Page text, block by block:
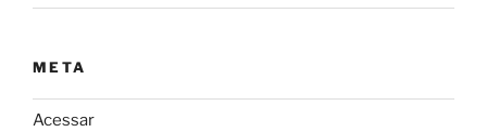
META
Acessar